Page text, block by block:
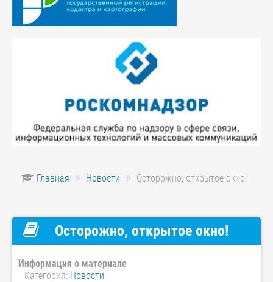
Главная Новости Осторожно, открытое окно!
Осторожно, открытое окно!
Информация о материале
Категория: Новости